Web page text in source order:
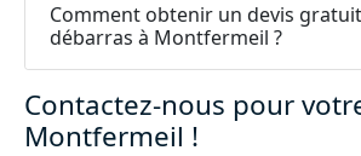
Comment obtenir un devis
débarras à Montfermeil ?
Contactez-nous pour
Montfermeil !